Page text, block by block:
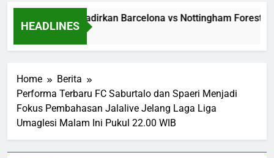
HEADLINES
Jalalive Menghadirkan Barcelona vs Nottingham Forest
9 Hours Ago
Home
Berita
Performa Terbaru FC Saburtalo dan Spaeri Menjadi
Fokus Pembahasan Jalalive Jelang Laga Liga
Umaglesi Malam Ini Pukul 22.00 WIB